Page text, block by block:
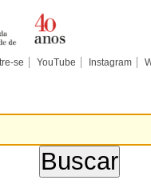
se YouTube Instagram